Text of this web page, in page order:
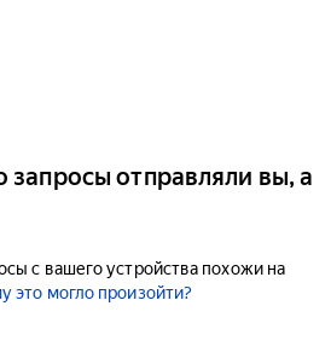
запросы отправляли вы, а
с вашего устройства похожи на
это могло произойти?